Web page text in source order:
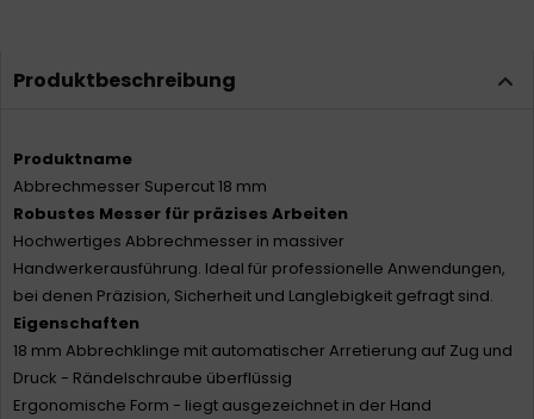
Produktbeschreibung
Produktname
Abbrechmesser Supercut 18 mm
Robustes Messer für präzises Arbeiten
Hochwertiges Abbrechmesser in massiver
Handwerkerausführung. Ideal für professionelle Anwendungen,
bei denen Präzision, Sicherheit und Langlebigkeit gefragt sind.
Eigenschaften
18 mm Abbrechklinge mit automatischer Arretierung auf Zug und
Druck - Rändelschraube überflüssig
Ergonomische Form - liegt ausgezeichnet in der Hand